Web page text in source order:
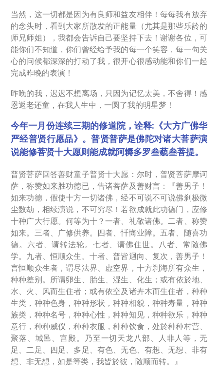
当然，这一切都是因为有良师和益友相伴！每每我有放弃
的念头时，看到大家所散发的正能量（尤其是那些乐龄的
师兄师姐），我都会告诉自己要坚持下去！谢谢各位，可
能你们不知道，你们曾经给予我的每一个笑容，每一句关
心的问候都深深的打动了我，很开心很感动能和你们一起
完成昨晚的表演！
昨晚的我，迟迟不想离场，只因为记忆太美，不舍得！感
恩返老还童，在我人生中，一圆了我的明星梦！
今年一月份连续三期的修道院，诠释: 《大方广佛华
严经普贤行愿品》。普贤普萨是佛陀对诸大菩萨演
说能修菩贤十大愿则能成就阿耨多罗叁藐叁菩提。
普贤菩萨回答善财童子普贤十大愿：尔时，普贤菩萨摩诃
萨，称赞如来胜功德已，告诸菩萨及善财言：『善男子！
如来功德，假使十方一切诸佛，经不可说不可说佛刹极微
尘数劫，相续演说，不可穷尽！若欲成就此功德门，应修
十种广大行愿。何等为十？一者、礼敬诸佛。二者、称赞
如来。三者、广修供养。四者、忏悔业障。五者、随喜功
德。六者、请转法轮。七者、请佛住世。八者、常随佛
学。九者、恒顺众生。十者、普皆迴向、复次，善男子！
言恒顺众生者，谓尽法界、虚空界，十方刹海所有众生，
种种差别。所谓卵生、胎生、湿生、化生；或有依於地、
水、火、风而生住者；或有依空及诸卉木而生住者，种种
生类，种种色身，种种形状，种种相貌，种种寿量，种种
族类，种种名号，种种心性，种种知见，种种欲乐，种种
意行，种种威仪，种种衣服，种种饮食，处於种种村营、
聚落、城邑、宫殿。乃至一切天龙八部、人非人等，无
足、二足、四足、多足、有色、无色、有想、无想、非有
想、非无想，如是等类，我皆於彼，随顺而转。』